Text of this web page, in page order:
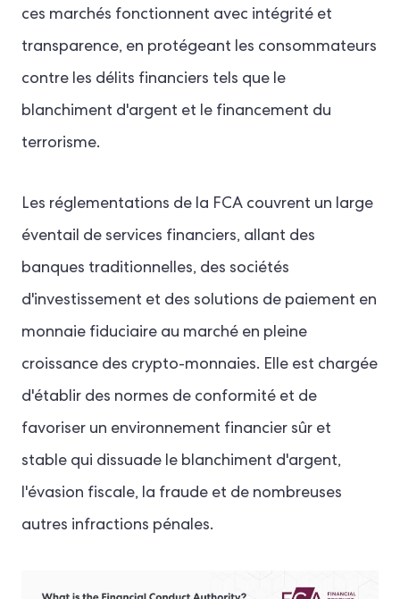
ces marchés fonctionnent avec intégrité et
transparence, en protégeant les consommateurs
contre les délits financiers tels que le
blanchiment d'argent et le financement du
terrorisme.
Les réglementations de la FCA couvrent un large
éventail de services financiers, allant des
banques traditionnelles, des sociétés
d'investissement et des solutions de paiement en
monnaie fiduciaire au marché en pleine
croissance des crypto-monnaies. Elle est chargée
d'établir des normes de conformité et de
favoriser un environnement financier sûr et
stable qui dissuade le blanchiment d'argent,
l'évasion fiscale, la fraude et de nombreuses
autres infractions pénales.